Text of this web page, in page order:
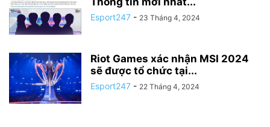
Esport247 - 23 Tháng 4, 2024
Riot Games xác nhận MSI 2024
sẽ được tổ chức tại...
Esport247 - 22 Tháng 4, 2024